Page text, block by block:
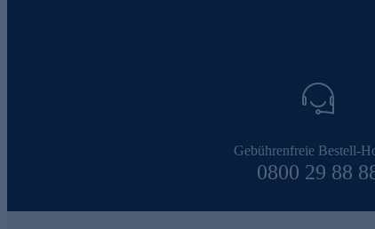
Gebührenfreie Bestell-
0800 29 88